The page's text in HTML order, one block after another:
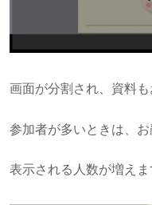
画面が分割され、資料
参加者が多いときは、
表示される人数が増えま